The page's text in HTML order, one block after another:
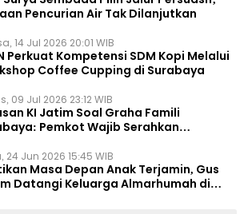
Pencurian Air Tak Dilanjutkan
14 Jul 2026 20:01 WIB
Perkuat Kompetensi SDM Kopi Melalui
Coffee Cupping di Surabaya
09 Jul 2026 23:12 WIB
KI Jatim Soal Graha Famili
Pemkot Wajib Serahkan
24 Jun 2026 15:45 WIB
Masa Depan Anak Terjamin, Gus
Datangi Keluarga Almarhumah di